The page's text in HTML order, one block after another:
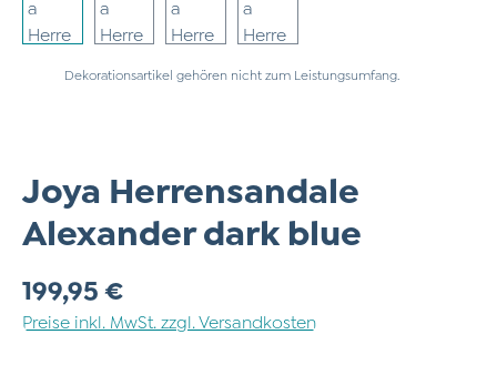
Dekorationsartikel gehören nicht zum Leistungsumfang.
Joya Herrensandale
Alexander dark blue
Regulärer Preis:
199,95 €
Preise inkl. MwSt. zzgl. Versandkosten